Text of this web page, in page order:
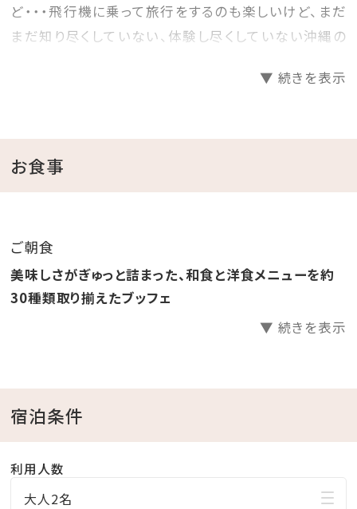
ど・・・飛行機に乗って旅行をするのも楽しいけど、まだ
まだ知り尽くしていない、体験し尽くしていない沖縄の
そんな時には、早めに計画を立てて予約をするのがお
先の人気日程をお得にゲットしちゃいましょう☆彡
●ラウンジ「感謝」滞在中無料でご利用いただけます。
●ホテル駐車場無料
いただけます。
※飲酒後のご入浴はお断りしております。
▼ 続きを表示
お食事
ご朝食
美味しさがぎゅっと詰まった、和食と洋食メニューを約
30種類取り揃えたブッフェ
▼ 続きを表示
宿泊条件
利用人数
大人2名